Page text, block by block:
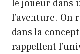
le joueur dans
l’aventure. On
dans la
rappellent